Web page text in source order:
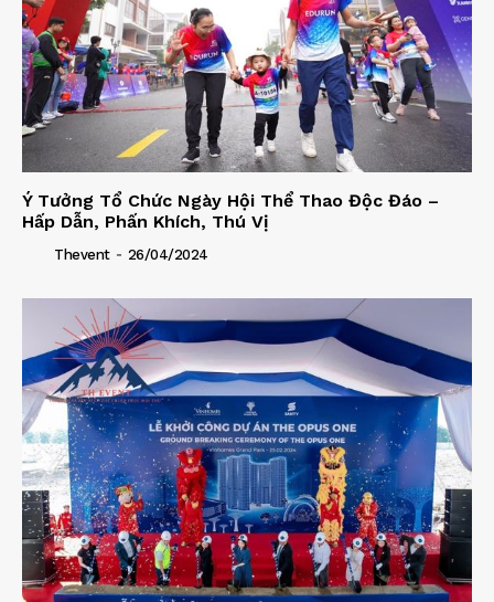
Ý Tưởng Tổ Chức Ngày Hội Thể Thao Độc Đáo –
Hấp Dẫn, Phấn Khích, Thú Vị
Thevent - 26/04/2024